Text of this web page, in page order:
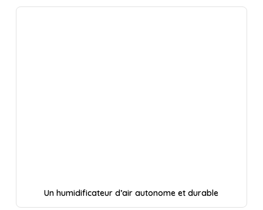
Un humidificateur d’air autonome et durable